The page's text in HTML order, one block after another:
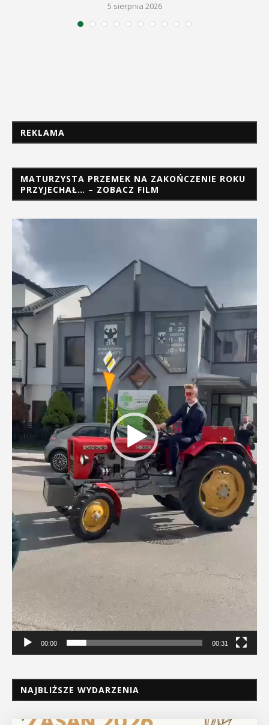
5 sierpnia 2026
REKLAMA
MATURZYSTA PRZEMEK NA ZAKOŃCZENIE ROKU
PRZYJECHAŁ… – ZOBACZ FILM
Odtwarzacz
00:00 00:31
NAJBLIŻSZE WYDARZENIA